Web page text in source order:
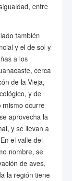
entre
también
y el de sol y
a los
cerca
de la Vieja,
y de
mismo ocurre
aprovecha la
y se llevan a
el valle del
nombre, se
de aves,
la región tiene